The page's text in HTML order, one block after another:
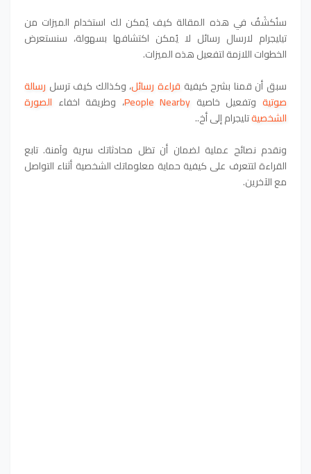
سنُكشَفُ في هذه المقالة كيف يُمكن لك استخدام الميزات من
تيليجرام لارسال رسائل لا يُمكن اكتشافها بسهولة، سنستعرض
الخطوات اللازمة لتفعيل هذه الميزات.
سبق أن قمنا بشرح كيفية قراءة رسائل، وكذالك كيف ترسل رسالة
صوتيةوتفعيل خاصية People Nearby، وطريقة اخفاء الصورة
الشخصيةتليجرام إلى أخ..
ونقدم نصائح عملية لضمان أن تظل محادثاتك سرية وآمنة. تابع
القراءة لتتعرف على كيفية حماية معلوماتك الشخصية أثناء التواصل
مع الآخرين.